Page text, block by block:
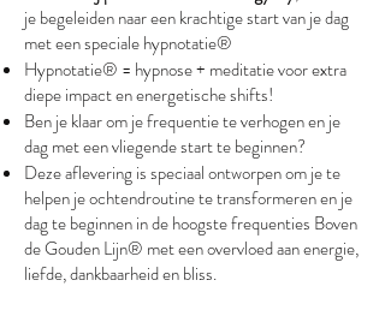
je begeleiden naar een krachtige start van je dag
met een speciale hypnotatie®
Hypnotatie® = hypnose + meditatie voor extra
diepe impact en energetische shifts!
Ben je klaar om je frequentie te verhogen en je
dag met een vliegende start te beginnen?
Deze aflevering is speciaal ontworpen om je te
helpen je ochtendroutine te transformeren en je
dag te beginnen in de hoogste frequenties Boven
de Gouden Lijn® met een overvloed aan energie,
liefde, dankbaarheid en bliss.